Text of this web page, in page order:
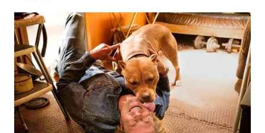
WAHANA
INFRASTRUKTUR
WAHANA
KONSUMEN
WAHANA
LISTRIK